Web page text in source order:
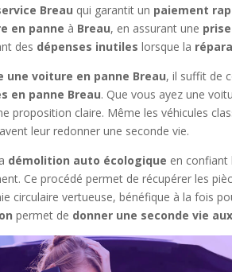
Breau qui garantit un paiement
en panne à Breau, en assurant une
des dépenses inutiles lorsque la
une voiture en panne Breau, il suffit de
en panne Breau. Que vous ayez une
proposition claire. Même les véhicules
leur redonner une seconde vie.
démolition auto écologique en confiant
Ce procédé permet de récupérer les
circulaire vertueuse, bénéfique à la fois
permet de donner une seconde vie